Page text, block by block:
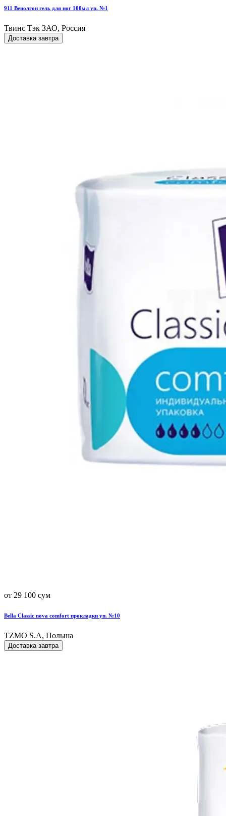
911 Венолгон гель для ног 100мл уп. №1
Твинс Тэк ЗАО, Россия
Доставка завтра
от 29 100 сум
Bella Classic nova comfort прокладки уп. №10
TZMO S.A, Польша
Доставка завтра